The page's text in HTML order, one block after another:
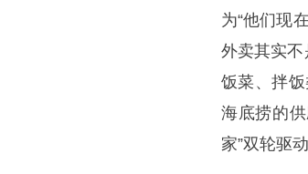
为“他们现
外卖其实
饭菜、拌
海底捞的
家”双轮驱动